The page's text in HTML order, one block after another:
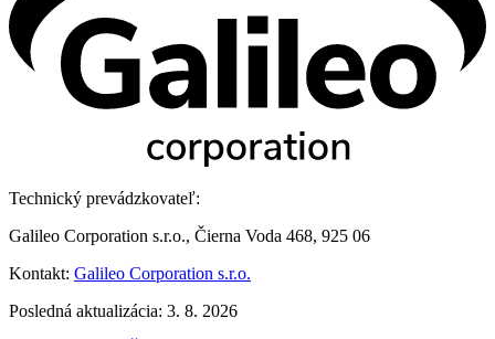
Technický prevádzkovateľ:
Galileo Corporation s.r.o., Čierna Voda 468, 925 06
Kontakt: Galileo Corporation s.r.o.
Posledná aktualizácia: 3. 8. 2026